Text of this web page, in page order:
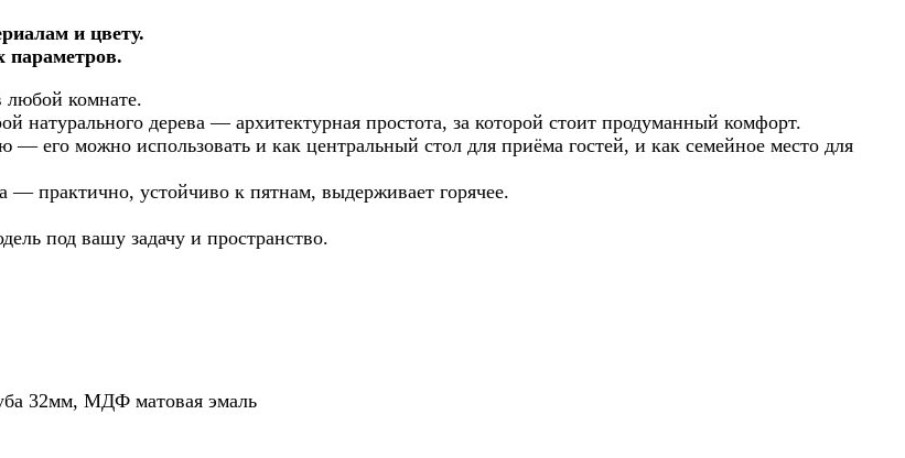
и цвету.
параметров.
любой комнате.
натурального дерева — архитектурная простота, за которой стоит продуманный комфорт.
его можно использовать и как центральный стол для приёма гостей, и как семейное место для
практично, устойчиво к пятнам, выдерживает горячее.
под вашу задачу и пространство.
32мм, МДФ матовая эмаль